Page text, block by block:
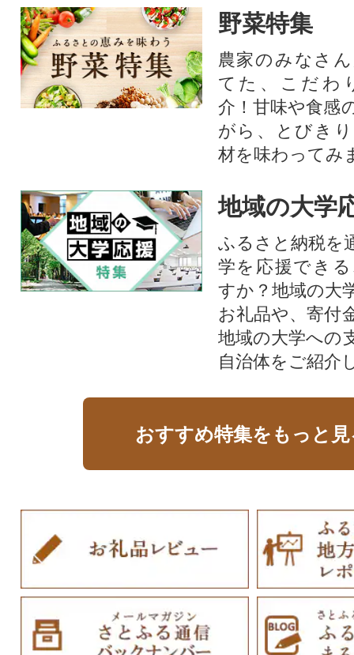
野菜特集
農家のみなさ
てた、こだわ
介！甘味や食感
がら、とびき
材を味わってみ
地域の大学
ふるさと納税を
学を応援でき
すか？地域の大
お礼品や、寄付
地域の大学への
自治体をご紹介
おすすめ特集をもっと